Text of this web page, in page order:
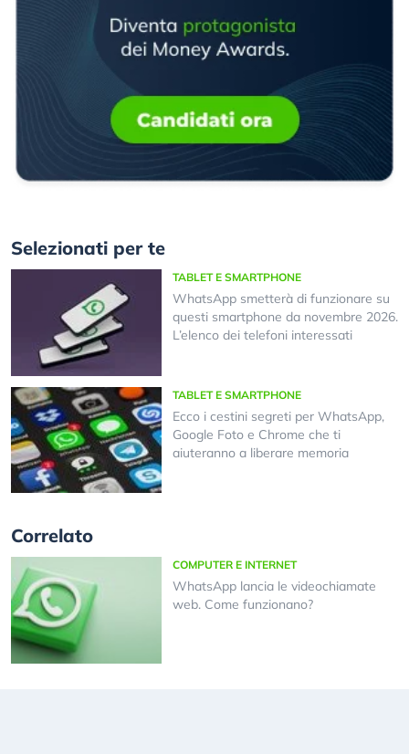
Selezionati per te
TABLET E SMARTPHONE
WhatsApp smetterà di funzionare su
questi smartphone da novembre 2026.
L’elenco dei telefoni interessati
TABLET E SMARTPHONE
Ecco i cestini segreti per WhatsApp,
Google Foto e Chrome che ti
aiuteranno a liberare memoria
Correlato
COMPUTER E INTERNET
WhatsApp lancia le videochiamate
web. Come funzionano?